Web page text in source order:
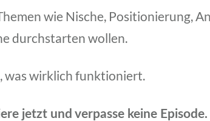
wie Nische, Positionierung,
durchstarten wollen.
was wirklich funktioniert.
jetzt und verpasse keine Episode.